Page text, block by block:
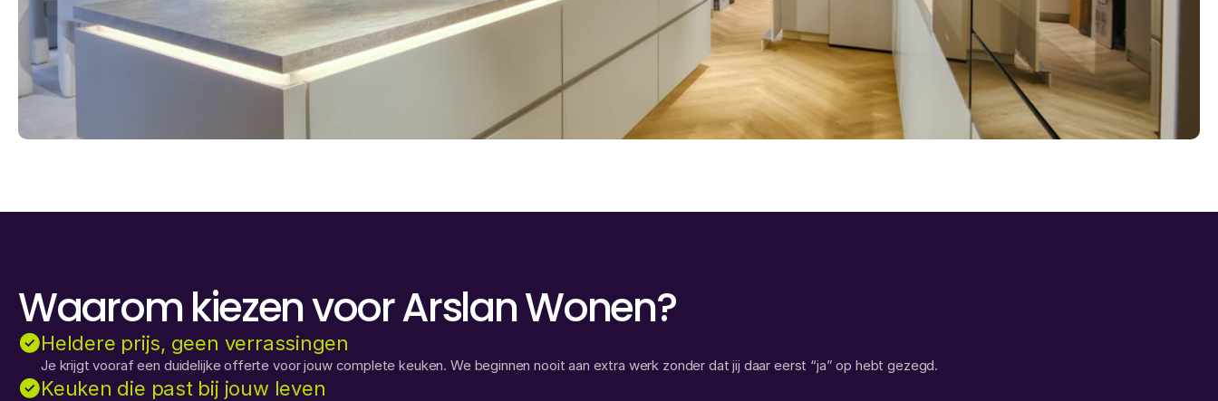
Waarom kiezen voor Arslan Wonen?
Heldere prijs, geen verrassingen
Je krijgt vooraf een duidelijke offerte voor jouw complete keuken. We beginnen nooit aan extra werk zonder dat jij daar eerst “ja” op hebt gezegd.
Keuken die past bij jouw leven